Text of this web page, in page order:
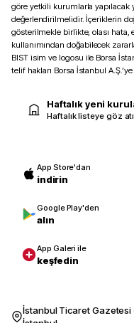
göre yetkili kurumlarla yapılacak
değerlendirilmelidir. İçeriklerin
gösterilmekle birlikte, olası
kullanımından doğabilecek
BIST isim ve logosu ile Borsa
telif hakları Borsa İstanbul
Haftalık yeni
Haftalık listeye göz
App Store'dan
indirin
Google Play'den
alın
App Galeri ile
keşfedin
İstanbul Ticaret Gazetesi